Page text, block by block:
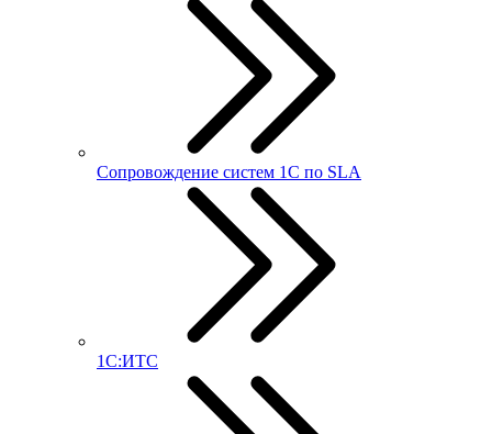
Сопровождение систем 1С по SLA
1С:ИТС